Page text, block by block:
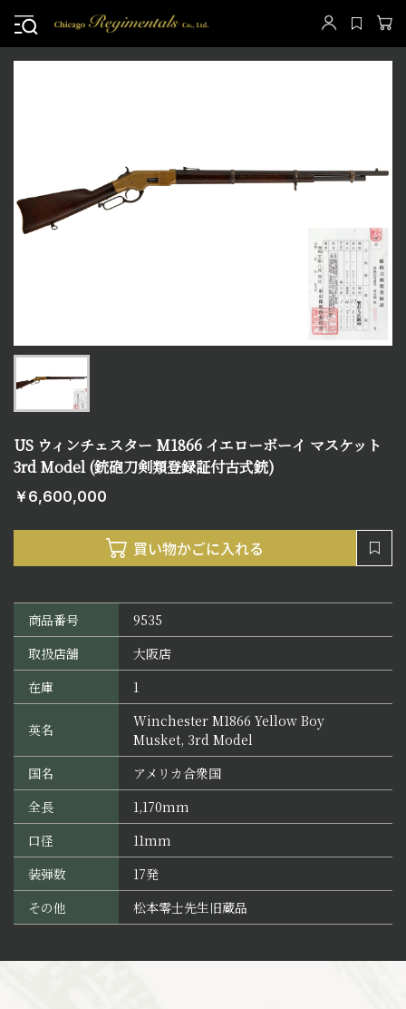
US ウィンチェスター M1866 イエローボーイ マスケット
3rd Model (銃砲刀剣類登録証付古式銃)
￥6,600,000
商品番号
9535
取扱店舗
大阪店
在庫
1
英名
Winchester M1866 Yellow Boy
Musket, 3rd Model
国名
アメリカ合衆国
全長
1,170mm
口径
11mm
装弾数
17発
その他
松本零士先生旧蔵品